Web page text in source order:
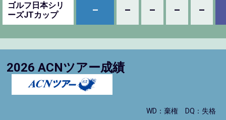
ゴルフ日本シリ
ーズJTカップ
– – – – –
2026 ACNツアー成績
WD：棄権 DQ：失格